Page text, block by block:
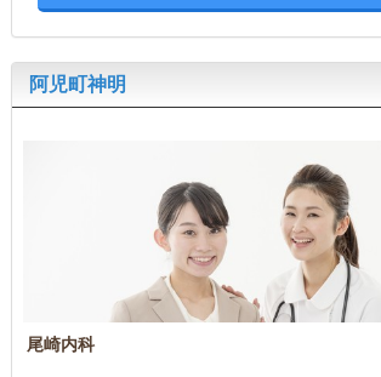
阿児町神明
尾崎内科